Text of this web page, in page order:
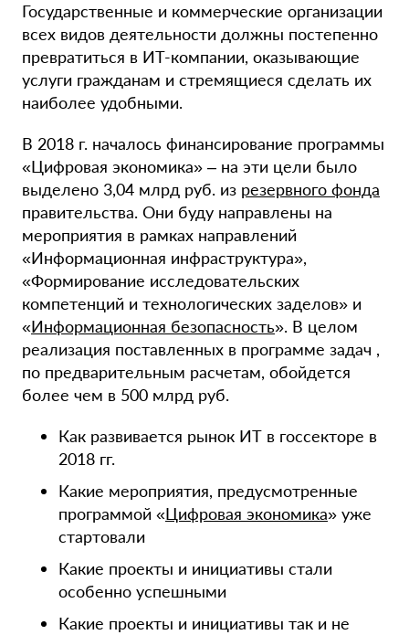
Государственные и коммерческие организации
всех видов деятельности должны постепенно
превратиться в ИТ-компании, оказывающие
услуги гражданам и стремящиеся сделать их
наиболее удобными.
В 2018 г. началось финансирование программы
«Цифровая экономика» – на эти цели было
выделено 3,04 млрд руб. из резервного фонда
правительства. Они буду направлены на
мероприятия в рамках направлений
«Информационная инфраструктура»,
«Формирование исследовательских
компетенций и технологических заделов» и
«Информационная безопасность». В целом
реализация поставленных в программе задач ,
по предварительным расчетам, обойдется
более чем в 500 млрд руб.
Как развивается рынок ИТ в госсекторе в
2018 гг.
Какие мероприятия, предусмотренные
программой «Цифровая экономика» уже
стартовали
Какие проекты и инициативы стали
особенно успешными
Какие проекты и инициативы так и не